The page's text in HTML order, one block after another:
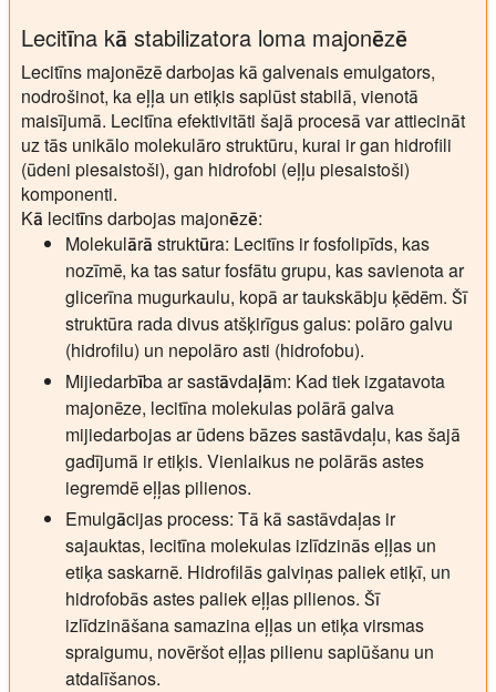
Lecitīna kā stabilizatora loma majonēzē
Lecitīns majonēzē darbojas kā galvenais emulgators,
nodrošinot, ka eļļa un etiķis saplūst stabilā, vienotā
maisījumā. Lecitīna efektivitāti šajā procesā var attiecināt
uz tās unikālo molekulāro struktūru, kurai ir gan hidrofili
(ūdeni piesaistoši), gan hidrofobi (eļļu piesaistoši)
komponenti.
Kā lecitīns darbojas majonēzē:
Molekulārā struktūra: Lecitīns ir fosfolipīds, kas
nozīmē, ka tas satur fosfātu grupu, kas savienota ar
glicerīna mugurkaulu, kopā ar taukskābju ķēdēm. Šī
struktūra rada divus atšķirīgus galus: polāro galvu
(hidrofilu) un nepolāro asti (hidrofobu).
Mijiedarbība ar sastāvdaļām: Kad tiek izgatavota
majonēze, lecitīna molekulas polārā galva
mijiedarbojas ar ūdens bāzes sastāvdaļu, kas šajā
gadījumā ir etiķis. Vienlaikus ne polārās astes
iegremdē eļļas pilienos.
Emulgācijas process: Tā kā sastāvdaļas ir
sajauktas, lecitīna molekulas izlīdzinās eļļas un
etiķa saskarnē. Hidrofilās galviņas paliek etiķī, un
hidrofobās astes paliek eļļas pilienos. Šī
izlīdzināšana samazina eļļas un etiķa virsmas
spraigumu, novēršot eļļas pilienu saplūšanu un
atdalīšanos.